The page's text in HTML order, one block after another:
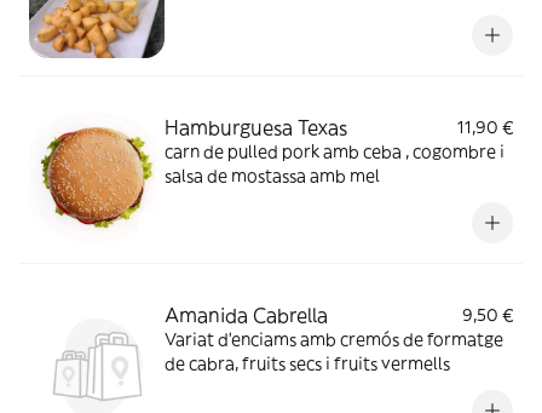
Hamburguesa Texas
11,90 €
carn de pulled pork amb ceba , cogombre i
salsa de mostassa amb mel
Amanida Cabrella
9,50 €
Variat d'enciams amb cremós de formatge
de cabra, fruits secs i fruits vermells